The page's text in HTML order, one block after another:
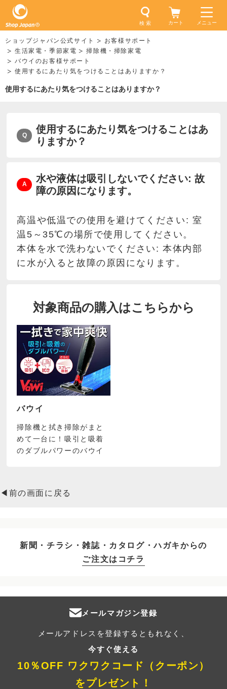
メニュー
検 索 カート
ショップジャパン公式サイト
お客様サポート
生活家電・季節家電
掃除機・掃除家電
バウイのお客様サポート
使用するにあたり気をつけることはありますか？
使用するにあたり気をつけることはありますか？
使用するにあたり気をつけることはあ
りますか？
水や液体は吸引しないでください: 故
障の原因になります。
高温や低温での使用を避けてください: 室
温5～35℃の場所で使用してください。
本体を水で洗わないでください: 本体内部
に水が入ると故障の原因になります。
対象商品の購入はこちらから
バウイ
掃除機と拭き掃除がまと
めて一台に！吸引と吸着
のダブルパワーのバウイ
◀前の画面に戻る
新聞・チラシ・雑誌・カタログ・ハガキからの
ご注文はコチラ
メールマガジン登録
メールアドレスを登録するともれなく、
今すぐ使える
10％OFF ワクワクコード（クーポン）
をプレゼント！